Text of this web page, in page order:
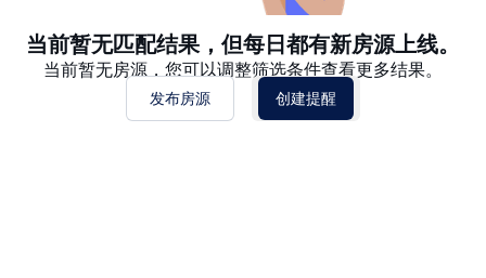
当前暂无匹配结果，但每日都有新房源上线。
当前暂无房源，您可以调整筛选条件查看更多结果。
发布房源 创建提醒